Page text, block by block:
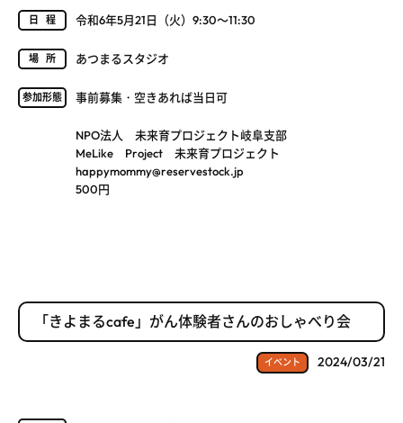
日程 令和6年5月21日（火）9:30～11:30
場所 あつまるスタジオ
参加形態 事前募集・空きあれば当日可
NPO法人 未来育プロジェクト岐阜支部
MeLike Project 未来育プロジェクト
happymommy@reservestock.jp
500円
「きよまるcafe」がん体験者さんのおしゃべり会
イベント 2024/03/21